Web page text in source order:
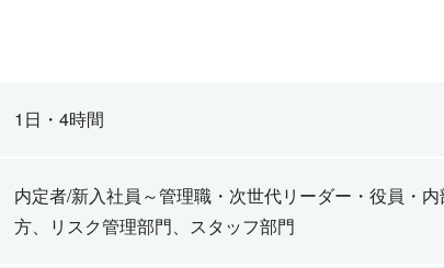
1日・4時間
内定者/新入社員～管理職・次世代リーダー・役員・
方、リスク管理部門、スタッフ部門